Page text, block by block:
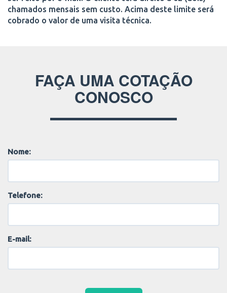
chamados mensais sem custo. Acima deste limite será
cobrado o valor de uma visita técnica.
FAÇA UMA COTAÇÃO
CONOSCO
Nome:
Telefone:
E-mail: